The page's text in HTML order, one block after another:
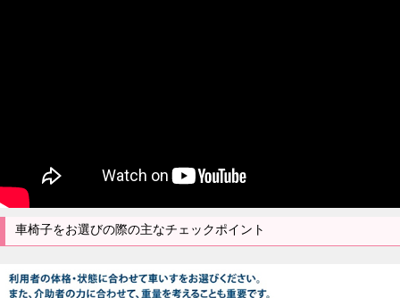
車椅子をお選びの際の主なチェックポイント